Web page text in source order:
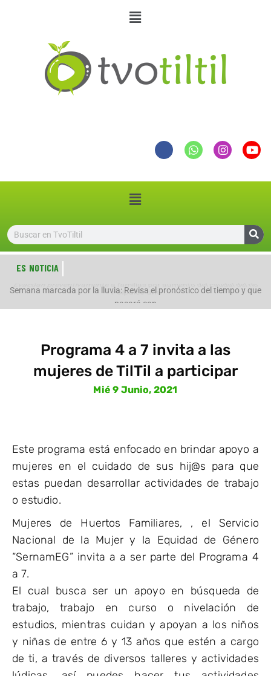
ES NOTICIA
Semana marcada por la lluvia: Revisa el pronóstico del tiempo y que
Polpaico ant
Programa 4 a 7 invita a las
mujeres de TilTil a participar
Mié 9 Junio, 2021
Este programa está enfocado en brindar apoyo a
mujeres en el cuidado de sus hij@s para que
estas puedan desarrollar actividades de trabajo
o estudio.
Mujeres de Huertos Familiares, , el Servicio
Nacional de la Mujer y la Equidad de Género
“SernamEG” invita a a ser parte del Programa 4
a 7.
El cual busca ser un apoyo en búsqueda de
trabajo, trabajo en curso o nivelación de
estudios, mientras cuidan y apoyan a los niños
y niñas de entre 6 y 13 años que estén a cargo
de ti, a través de diversos talleres y actividades